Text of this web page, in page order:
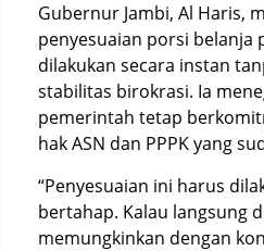
Gubernur Jambi, Al Haris,
penyesuaian porsi belanja
dilakukan secara instan
stabilitas birokrasi. Ia
pemerintah tetap
hak ASN dan PPPK yang
“Penyesuaian ini harus
bertahap. Kalau langsung
memungkinkan dengan